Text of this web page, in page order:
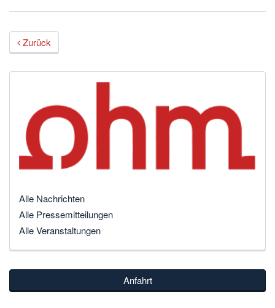
Zurück
Alle Nachrichten
Alle Pressemitteilungen
Alle Veranstaltungen
Anfahrt